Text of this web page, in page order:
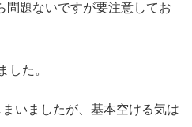
問題ないですが要注意してお
した。
いましたが、基本空ける気は